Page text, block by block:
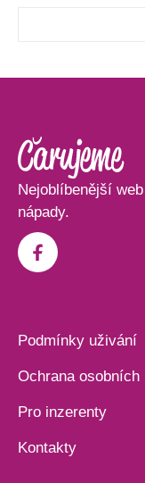
Nejoblíbenější
nápady.
Podmínky uživání
Ochrana osobních
Pro inzerenty
Kontakty